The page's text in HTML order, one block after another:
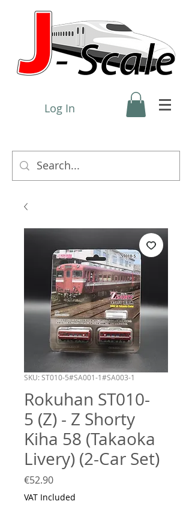
Log In
SKU: ST010-5#SA001-1#SA003-1
Rokuhan ST010-
5 (Z) - Z Shorty
Kiha 58 (Takaoka
Livery) (2-Car Set)
€52.90Price
VAT Included